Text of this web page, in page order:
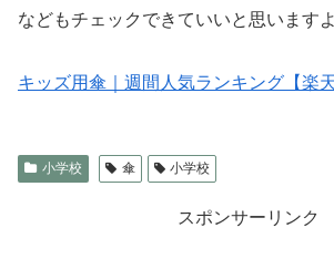
などもチェックできていいと思いますよ
キッズ用傘｜週間人気ランキング【楽天
小学校 傘 小学校
スポンサーリンク